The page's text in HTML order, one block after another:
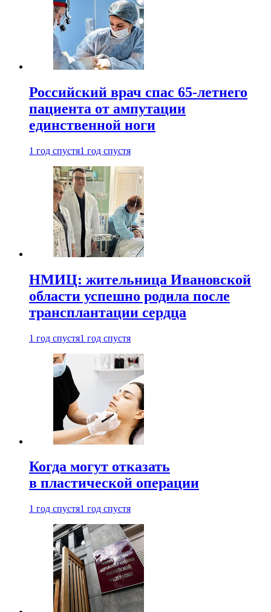
Российский врач спас 65-летнего
пациента от ампутации
единственной ноги
1 год спустя1 год спустя
НМИЦ: жительница Ивановской
области успешно родила после
трансплантации сердца
1 год спустя1 год спустя
Когда могут отказать
в пластической операции
1 год спустя1 год спустя